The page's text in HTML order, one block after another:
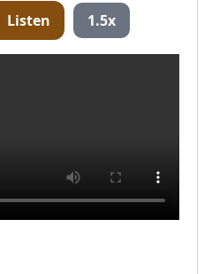
Listen 1.5x